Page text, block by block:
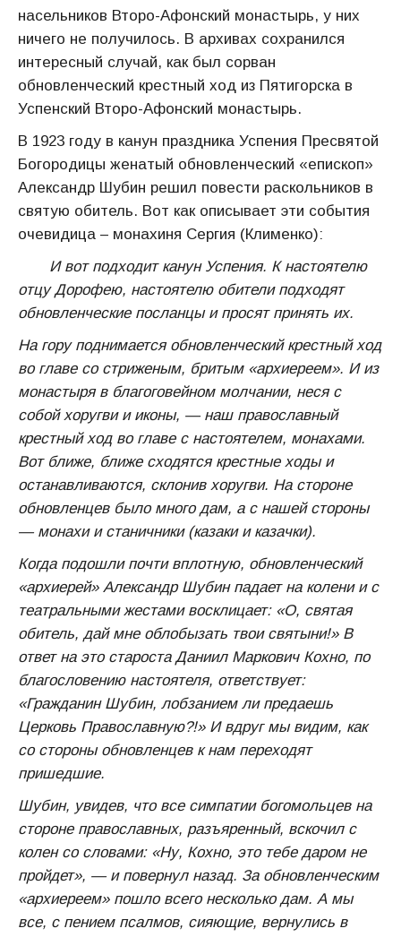
насельников Второ-Афонский монастырь, у них
ничего не получилось. В архивах сохранился
интересный случай, как был сорван
обновленческий крестный ход из Пятигорска в
Успенский Второ-Афонский монастырь.
В 1923 году в канун праздника Успения Пресвятой
Богородицы женатый обновленческий «епископ»
Александр Шубин решил повести раскольников в
святую обитель. Вот как описывает эти события
очевидица – монахиня Сергия (Клименко):
И вот подходит канун Успения. К настоятелю
отцу Дорофею, настоятелю обители подходят
обновленческие посланцы и просят принять их.
На гору поднимается обновленческий крестный ход
во главе со стриженым, бритым «архиереем». И из
монастыря в благоговейном молчании, неся с
собой хоругви и иконы, — наш православный
крестный ход во главе с настоятелем, монахами.
Вот ближе, ближе сходятся крестные ходы и
останавливаются, склонив хоругви. На стороне
обновленцев было много дам, а с нашей стороны
— монахи и станичники (казаки и казачки).
Когда подошли почти вплотную, обновленческий
«архиерей» Александр Шубин падает на колени и с
театральными жестами восклицает: «О, святая
обитель, дай мне облобызать твои святыни!» В
ответ на это староста Даниил Маркович Кохно, по
благословению настоятеля, ответствует:
«Гражданин Шубин, лобзанием ли предаешь
Церковь Православную?!» И вдруг мы видим, как
со стороны обновленцев к нам переходят
пришедшие.
Шубин, увидев, что все симпатии богомольцев на
стороне православных, разъяренный, вскочил с
колен со словами: «Ну, Кохно, это тебе даром не
пройдет», — и повернул назад. За обновленческим
«архиереем» пошло всего несколько дам. А мы
все, с пением псалмов, сияющие, вернулись в